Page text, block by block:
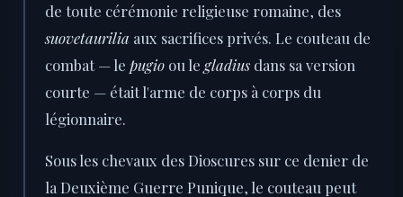
de toute cérémonie religieuse romaine, des
suovetaurilia aux sacrifices privés. Le couteau de
combat — le pugio ou le gladius dans sa version
courte — était l'arme de corps à corps du
légionnaire.
Sous les chevaux des Dioscures sur ce denier de
la Deuxième Guerre Punique, le couteau peut